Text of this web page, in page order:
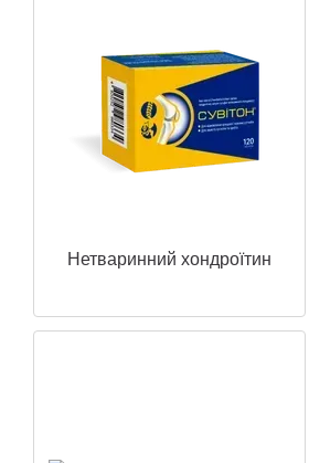
Нетваринний хондроїтин